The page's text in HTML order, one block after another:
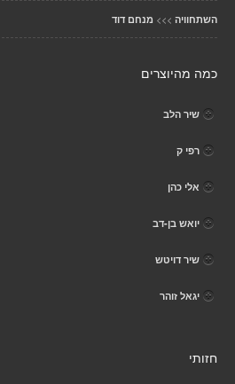
השתחוויה >>> מנחם דוד
כמה מהיוצרים
שיר הלב
רפי ק
אלי כהן
יואש בן-דב
שיר דויטש
יגאל זוהר
חזותי